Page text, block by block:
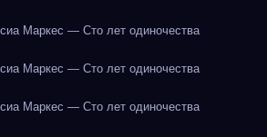
Маркес — Сто лет одиночества
Маркес — Сто лет одиночества
Маркес — Сто лет одиночества